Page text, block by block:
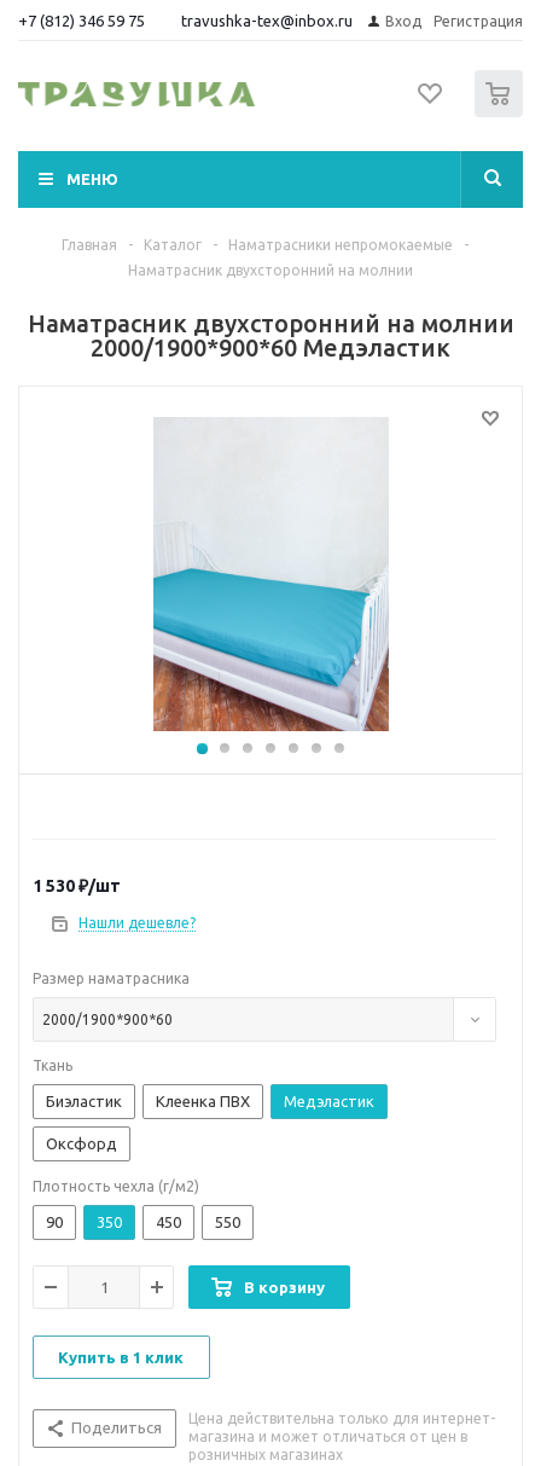
+7 (812) 346 59 75 travushka-tex@inbox.ru Вход Регистрация
МЕНЮ
Главная - Каталог - Наматрасники непромокаемые
-
Наматрасник двухсторонний на молнии
Наматрасник двухсторонний на молнии
2000/1900*900*60 Медэластик
1 530₽/шт
Нашли дешевле?
Размер наматрасника
2000/1900*900*60
Ткань
Биэластик Клеенка ПВХ Медэластик
Оксфорд
Плотность чехла (г/м2)
90 350 450 550
В корзину
Купить в 1 клик
Поделиться
Цена действительна только для интернет-
магазина и может отличаться от цен в
розничных магазинах